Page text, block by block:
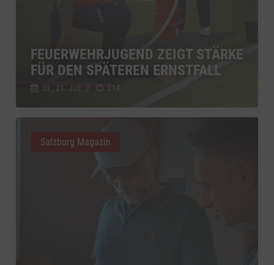
FEUERWEHRJUGEND ZEIGT STÄRKE
FÜR DEN SPÄTEREN ERNSTFALL
Di., 21. Juli // 214
Salzburg Magazin